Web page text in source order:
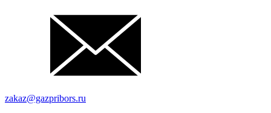
zakaz@gazpribors.ru